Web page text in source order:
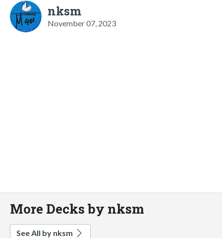
nksm
November 07, 2023
More Decks by nksm
See All by nksm